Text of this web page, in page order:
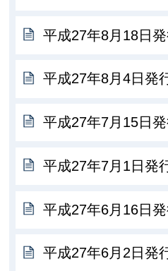
平成27年8月18日
平成27年8月4日発
平成27年7月15日
平成27年7月1日発
平成27年6月16日
平成27年6月2日発